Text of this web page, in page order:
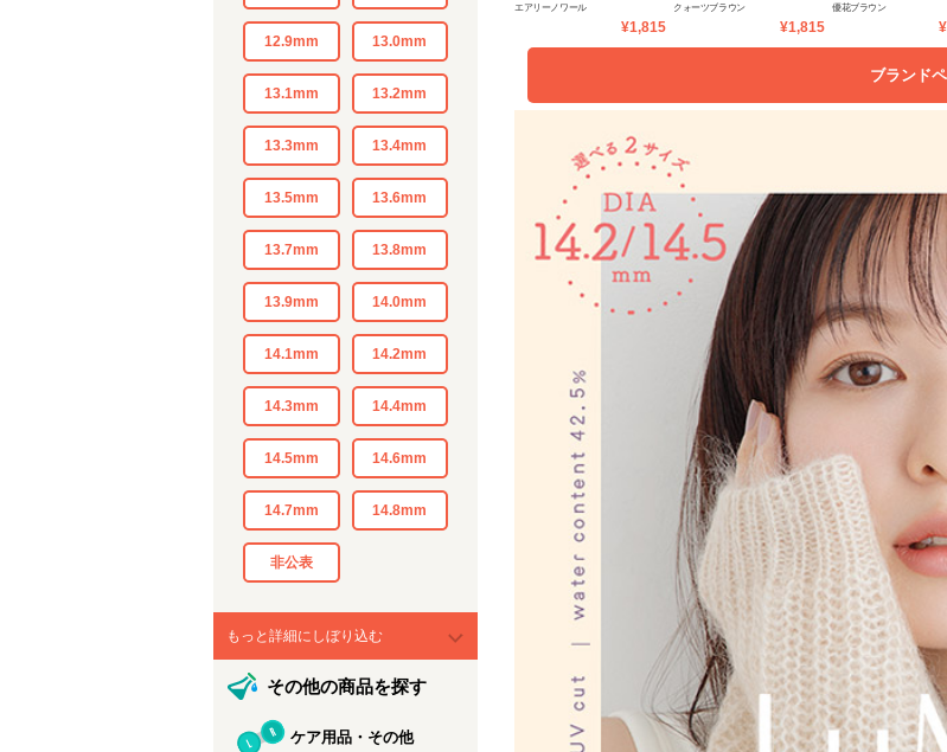
12.9mm 13.0mm
13.1mm 13.2mm
13.3mm 13.4mm
13.5mm 13.6mm
13.7mm 13.8mm
13.9mm 14.0mm
14.1mm 14.2mm
14.3mm 14.4mm
14.5mm 14.6mm
14.7mm 14.8mm
非公表
もっと詳細にしぼり込む
その他の商品を探す
ケア用品・その他
エアリーノワール
¥1,815
クォーツブラウン
¥1,815
優花ブラウン
ブランド